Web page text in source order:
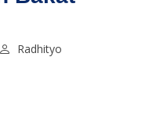
Radhityo